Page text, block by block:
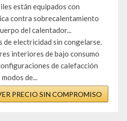
están equipados con
contra sobrecalentamiento
del calentador...
de electricidad sin congelarse.
interiores de bajo consumo
de calefacción
de...
PRECIO SIN COMPROMISO